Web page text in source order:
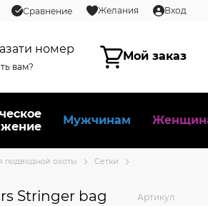
Сравнение Желания Вход
номер
вам?
Мой заказ
Мужчинам
подводной охоты
Сетки
Stringer bag
Артикул